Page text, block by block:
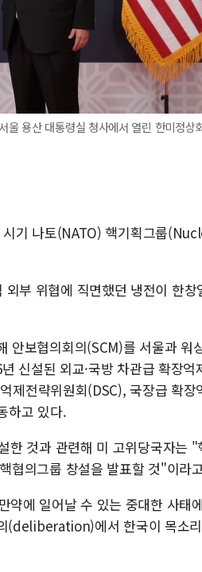
용산 대통령실 청사에서 열린 한미정상
시기 나토(NATO) 핵기획그룹
부 위협에 직면했던 냉전이 한창
안보협의회의(SCM)를 서울과 워
신설된 외교·국방 차관급 확장억
제전략위원회(DSC), 국장급 확장
하고 있다.
한 것과 관련해 미 고위당국자는 "
협의그룹 창설을 발표할 것"이라
에 일어날 수 있는 중대한 사태
(deliberation)에서 한국이 목소